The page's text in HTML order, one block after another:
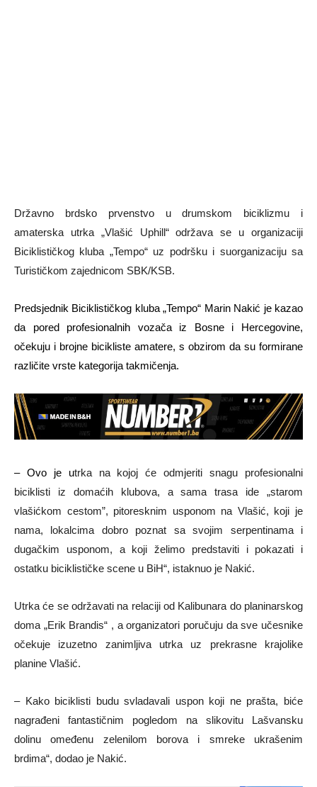
Državno brdsko prvenstvo u drumskom biciklizmu i
amaterska utrka „Vlašić Uphill“ održava se u organizaciji
Biciklističkog kluba „Tempo“ uz podršku i suorganizaciju sa
Turističkom zajednicom SBK/KSB.
Predsjednik Biciklističkog kluba „Tempo“ Marin Nakić je kazao
da pored profesionalnih vozača iz Bosne i Hercegovine,
očekuju i brojne bicikliste amatere, s obzirom da su formirane
različite vrste kategorija takmičenja.
– Ovo je utrka na kojoj će odmjeriti snagu profesionalni
biciklisti iz domaćih klubova, a sama trasa ide „starom
vlašićkom cestom”, pitoresknim usponom na Vlašić, koji je
nama, lokalcima dobro poznat sa svojim serpentinama i
dugačkim usponom, a koji želimo predstaviti i pokazati i
ostatku biciklističke scene u BiH“, istaknuo je Nakić.
Utrka će se održavati na relaciji od Kalibunara do planinarskog
doma „Erik Brandis“ , a organizatori poručuju da sve učesnike
očekuje izuzetno zanimljiva utrka uz prekrasne krajolike
planine Vlašić.
– Kako biciklisti budu svladavali uspon koji ne prašta, biće
nagrađeni fantastičnim pogledom na slikovitu Lašvansku
dolinu omeđenu zelenilom borova i smreke ukrašenim
brdima“, dodao je Nakić.